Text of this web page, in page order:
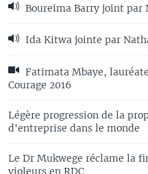
Boureima Barry joint par
Ida Kitwa jointe par
Fatimata Mbaye,
Courage 2016
Légère progression de la
d'entreprise dans le monde
Le Dr Mukwege réclame la
violeurs en RDC